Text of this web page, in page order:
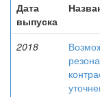
Дата
выпуска
2018